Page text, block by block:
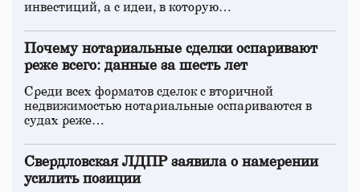
инвестиций, а с идеи, в которую…
Почему нотариальные сделки оспаривают
реже всего: данные за шесть лет
Среди всех форматов сделок с вторичной
недвижимостью нотариальные оспариваются в
судах реже…
Свердловская ЛДПР заявила о намерении
усилить позиции